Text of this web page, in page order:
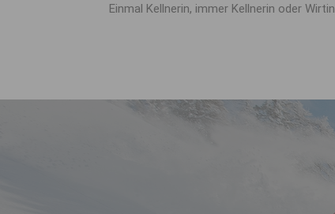
Einmal Kellnerin, immer Kellnerin oder Wirtin